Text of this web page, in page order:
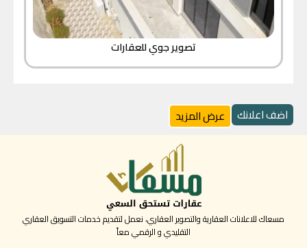
تصوير جوي للعقارات
اضف اعلانك عرض المزيد
مسعاك للاعلانات العقارية والتصوير العقاري، نعمل لتقديم خدمات التسويق العقاري
التقليدي و الرقمي معاً